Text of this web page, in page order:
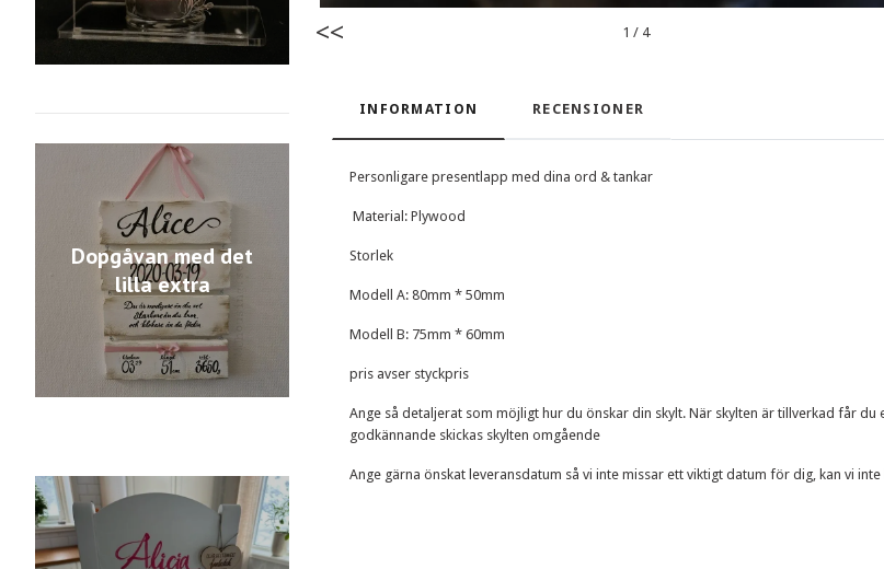
Dopgåvan med det
lilla extra
<< 1 / 4
INFORMATION RECENSIONER
Personligare presentlapp med dina ord & tankar
Material: Plywood
Storlek
Modell A: 80mm * 50mm
Modell B: 75mm * 60mm
pris avser styckpris
Ange så detaljerat som möjligt hur du önskar din skylt. När skylten är tillverkad får
godkännande skickas skylten omgående
Ange gärna önskat leveransdatum så vi inte missar ett viktigt datum för dig, kan vi